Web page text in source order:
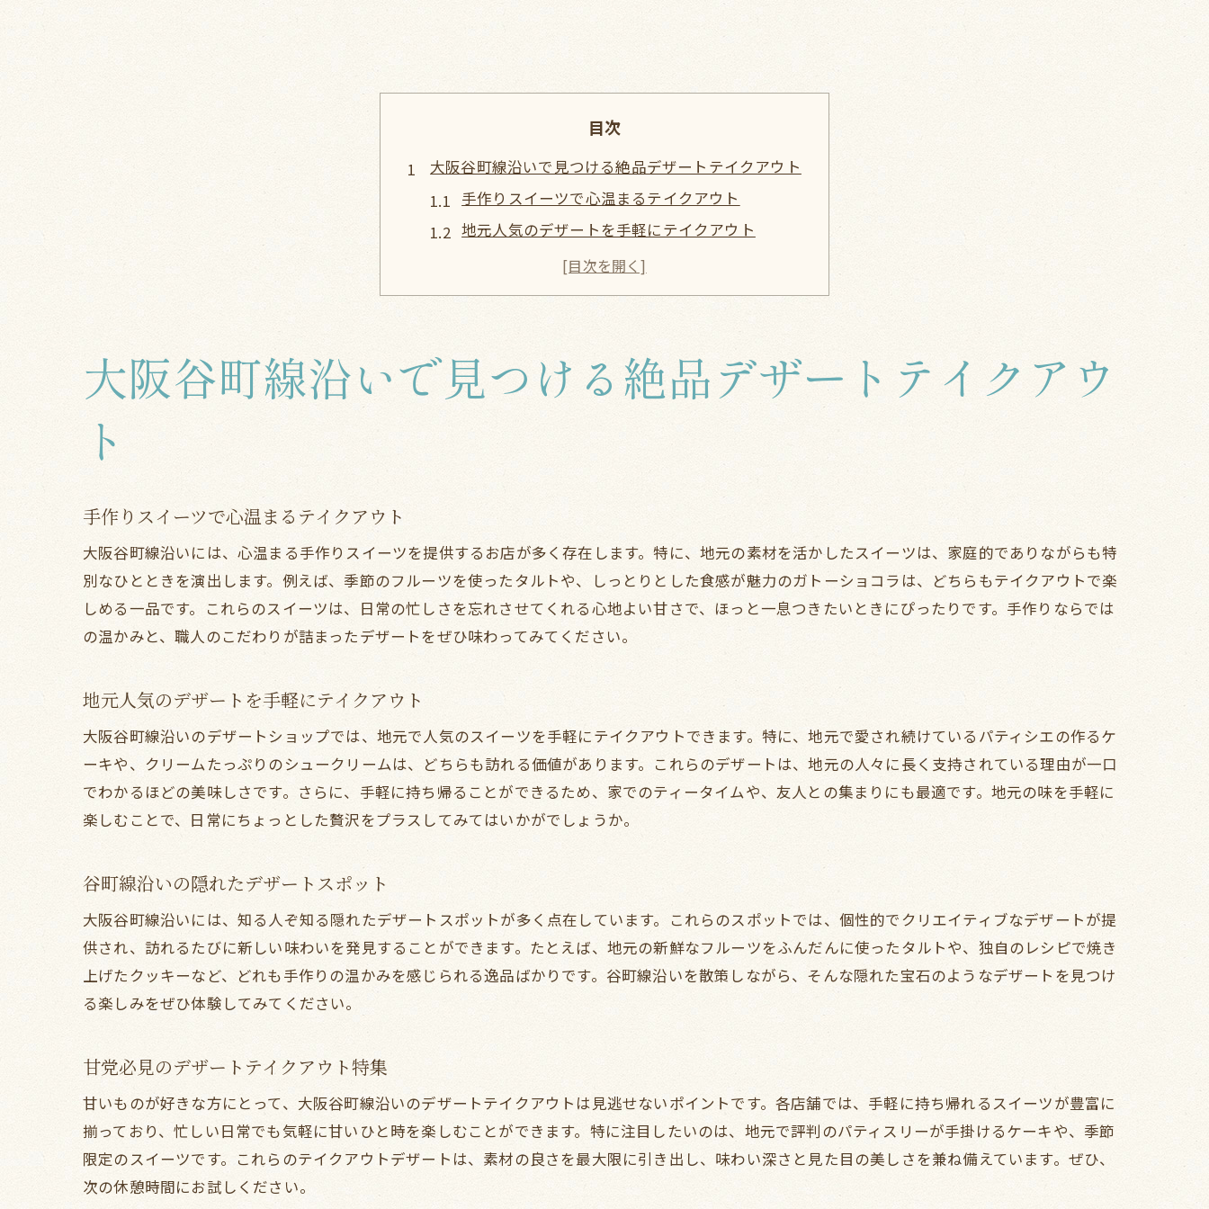
目次
大阪谷町線沿いで見つける絶品デザートテイクアウト
手作りスイーツで心温まるテイクアウト
地元人気のデザートを手軽にテイクアウト
谷町線沿いの隠れたデザートスポット
甘党必見のデザートテイクアウト特集
特別な日に楽しむデザートテイクアウト
テイクアウトで楽しむ大阪谷町線のデザート
美味しい時間を贈るテイクアウトの魅力
手軽に美味しいデザートを堪能しよう
大阪谷町線でテイクアウトできるスイーツ特集
一度は食べたい絶品テイクアウトスイーツ
谷町線沿いの特選スイーツを紹介
手作りの温かみを感じるデザート
大阪の甘いひと時をテイクアウトで
谷町線沿いの美味しいデザートをテイクアウト
地元で愛されるスイーツを堪能
特別なデザートをお持ち帰り
谷町線沿いのデザート巡りを楽しむ
定番スイーツをテイクアウトで
お持ち帰りでお家デザートカフェ
谷町線で見つける人気の甘味
大阪谷町線沿いで見つける絶品デザートテイクアウ
ト
手作りスイーツで心温まるテイクアウト
大阪谷町線沿いには、心温まる手作りスイーツを提供するお店が多く存在します。特に、地元の素材を活かしたスイーツは、家庭的でありながらも特
別なひとときを演出します。例えば、季節のフルーツを使ったタルトや、しっとりとした食感が魅力のガトーショコラは、どちらもテイクアウトで楽
しめる一品です。これらのスイーツは、日常の忙しさを忘れさせてくれる心地よい甘さで、ほっと一息つきたいときにぴったりです。手作りならでは
の温かみと、職人のこだわりが詰まったデザートをぜひ味わってみてください。
地元人気のデザートを手軽にテイクアウト
大阪谷町線沿いのデザートショップでは、地元で人気のスイーツを手軽にテイクアウトできます。特に、地元で愛され続けているパティシエの作るケ
ーキや、クリームたっぷりのシュークリームは、どちらも訪れる価値があります。これらのデザートは、地元の人々に長く支持されている理由が一口
でわかるほどの美味しさです。さらに、手軽に持ち帰ることができるため、家でのティータイムや、友人との集まりにも最適です。地元の味を手軽に
楽しむことで、日常にちょっとした贅沢をプラスしてみてはいかがでしょうか。
谷町線沿いの隠れたデザートスポット
大阪谷町線沿いには、知る人ぞ知る隠れたデザートスポットが多く点在しています。これらのスポットでは、個性的でクリエイティブなデザートが提
供され、訪れるたびに新しい味わいを発見することができます。たとえば、地元の新鮮なフルーツをふんだんに使ったタルトや、独自のレシピで焼き
上げたクッキーなど、どれも手作りの温かみを感じられる逸品ばかりです。谷町線沿いを散策しながら、そんな隠れた宝石のようなデザートを見つけ
る楽しみをぜひ体験してみてください。
甘党必見のデザートテイクアウト特集
甘いものが好きな方にとって、大阪谷町線沿いのデザートテイクアウトは見逃せないポイントです。各店舗では、手軽に持ち帰れるスイーツが豊富に
揃っており、忙しい日常でも気軽に甘いひと時を楽しむことができます。特に注目したいのは、地元で評判のパティスリーが手掛けるケーキや、季節
限定のスイーツです。これらのテイクアウトデザートは、素材の良さを最大限に引き出し、味わい深さと見た目の美しさを兼ね備えています。ぜひ、
次の休憩時間にお試しください。